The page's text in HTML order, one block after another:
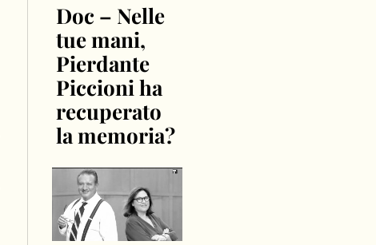
Doc – Nelle
tue mani,
Pierdante
Piccioni ha
recuperato
la memoria?